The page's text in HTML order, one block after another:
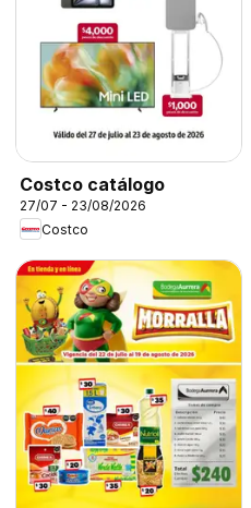
Costco catálogo
27/07 - 23/08/2026
Costco